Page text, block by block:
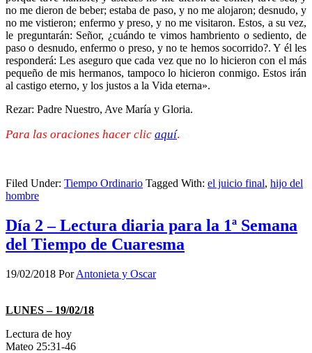
no me dieron de beber; estaba de paso, y no me alojaron; desnudo, y
no me vistieron; enfermo y preso, y no me visitaron. Estos, a su vez,
le preguntarán: Señor, ¿cuándo te vimos hambriento o sediento, de
paso o desnudo, enfermo o preso, y no te hemos socorrido?. Y él les
responderá: Les aseguro que cada vez que no lo hicieron con el más
pequeño de mis hermanos, tampoco lo hicieron conmigo. Estos irán
al castigo eterno, y los justos a la Vida eterna».
Rezar: Padre Nuestro, Ave María y Gloria.
Para las oraciones hacer clic aquí.
Filed Under: Tiempo Ordinario Tagged With: el juicio final, hijo del
hombre
Día 2 – Lectura diaria para la 1ª Semana
del Tiempo de Cuaresma
19/02/2018 PorAntonieta y Oscar
LUNES – 19/02/18
Lectura de hoy
Mateo 25:31-46